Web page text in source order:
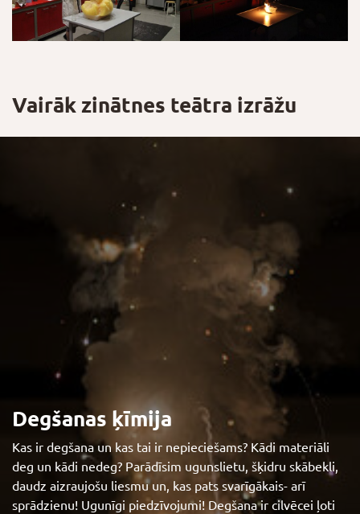
Vairāk zinātnes teātra izrāžu
Degšanas ķīmija
Kas ir degšana un kas tai ir nepieciešams? Kādi materiāli
deg un kādi nedeg? Parādīsim ugunslietu, šķidru skābekli,
daudz aizraujošu liesmu un, kas pats svarīgākais- arī
sprādzienu! Ugunīgi piedzīvojumi! Degšana ir cilvēcei ļoti